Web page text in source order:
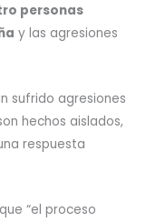
personas
y las agresiones
sufrido agresiones
hechos aislados,
respuesta
“el proceso